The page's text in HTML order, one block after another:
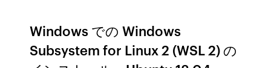
Windows での Windows
Subsystem for Linux 2 (WSL 2) の